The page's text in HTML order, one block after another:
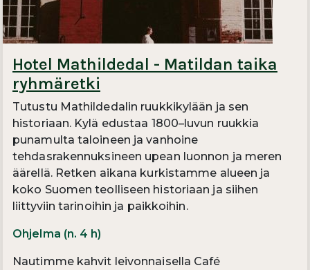
Hotel Mathildedal - Matildan taika
ryhmäretki
Tutustu Mathildedalin ruukkikylään ja sen
historiaan. Kylä edustaa 1800–luvun ruukkia
punamulta taloineen ja vanhoine
tehdasrakennuksineen upean luonnon ja meren
äärellä. Retken aikana kurkistamme alueen ja
koko Suomen teolliseen historiaan ja siihen
liittyviin tarinoihin ja paikkoihin.
Ohjelma (n. 4 h)
Nautimme kahvit leivonnaisella Café